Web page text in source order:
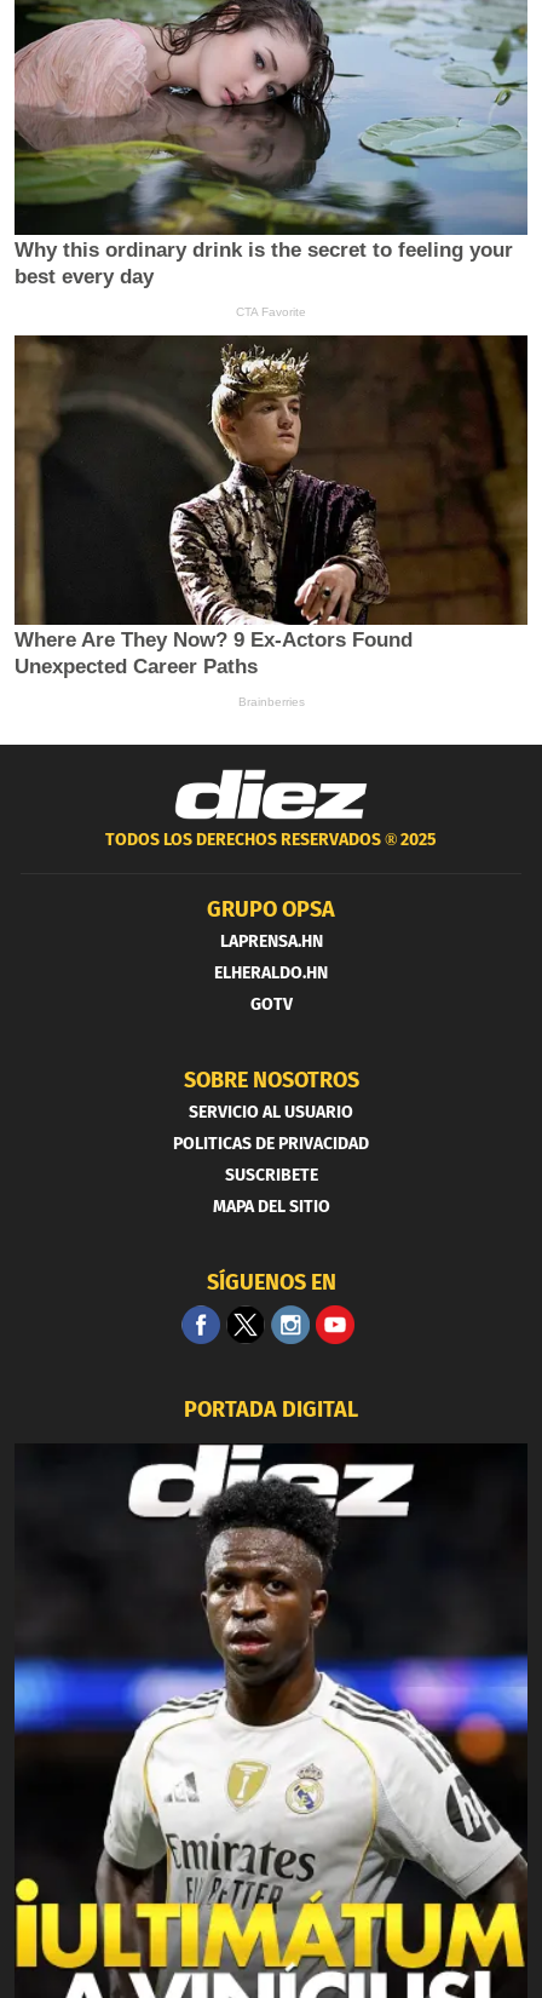
TODOS LOS DERECHOS RESERVADOS ®2025
GRUPO OPSA
LAPRENSA.HN
ELHERALDO.HN
GOTV
SOBRE NOSOTROS
SERVICIO AL USUARIO
POLITICAS DE PRIVACIDAD
SUSCRIBETE
MAPA DEL SITIO
SÍGUENOS EN
PORTADA DIGITAL